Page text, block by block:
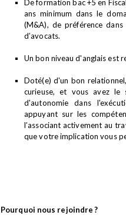
De formation bac +5 en
ans minimum dans le
(M&A), de préférence
d’avocats.
Un bon niveau d'anglais est
Doté(e) d'un bon
curieuse, et vous avez le
d'autonomie dans
appuyant sur les
l’associant activement au
que votre implication vous
Pourquoi nous rejoindre ?